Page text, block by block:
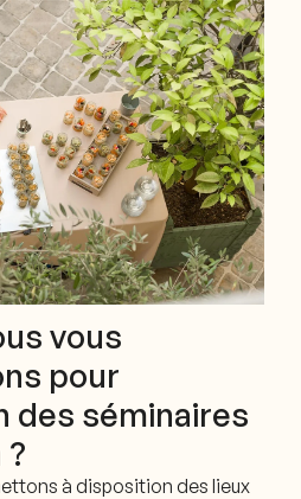
vous
pour
des séminaires
à disposition des lieux